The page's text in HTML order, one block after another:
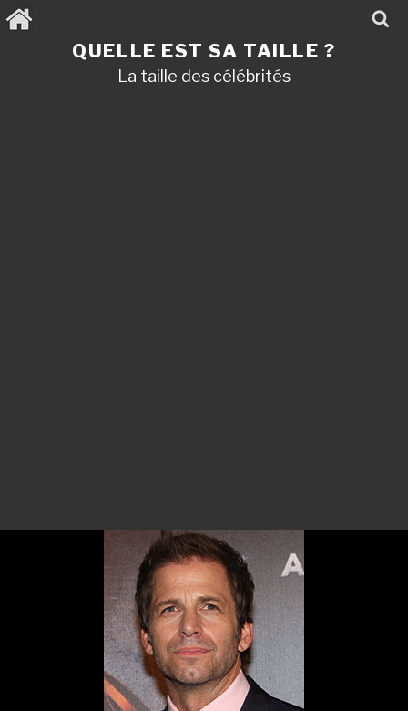
Aller
au
QUELLE EST SA TAILLE ?
La taille des célébrités